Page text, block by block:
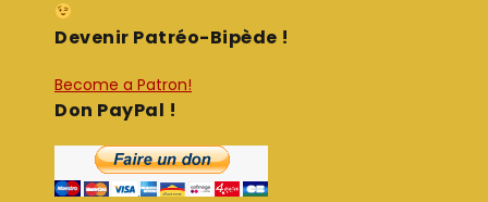
Devenir Patréo-Bipède !
Become a Patron!
Don PayPal !